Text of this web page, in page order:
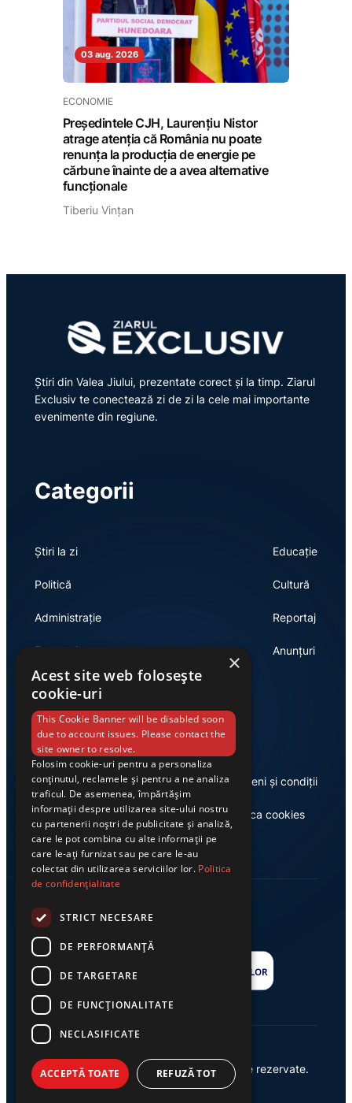
03 aug. 2026
ECONOMIE
Președintele CJH, Laurențiu Nistor
atrage atenția că România nu poate
renunța la producția de energie pe
cărbune înainte de a avea alternative
funcționale
Tiberiu Vințan
Știri din Valea Jiului, prezentate corect și la timp. Ziarul
Exclusiv te conectează zi de zi la cele mai importante
evenimente din regiune.
Categorii
Știri la zi
Politică
Administrație
Economie
Educație
Cultură
Reportaj
Anunțuri
Link-uri utile
Despre noi
Casa de editură Exclusiv
Termeni și condiții
Politica cookies
© 2026 Ziarul Exclusiv – Toate drepturile rezervate.
Powered by {AW}
×
Acest site web folosește
cookie-uri
This Cookie Banner will be disabled soon
due to account issues. Please contact the
site owner to resolve.
Folosim cookie-uri pentru a personaliza
conținutul, reclamele și pentru a ne analiza
traficul. De asemenea, împărtășim
informații despre utilizarea site-ului nostru
cu partenerii noștri de publicitate și analiză,
care le pot combina cu alte informații pe
care le-ați furnizat sau pe care le-au
colectat din utilizarea serviciilor lor. Politica
de confidențialitate
STRICT NECESARE
DE PERFORMANȚĂ
DE TARGETARE
DE FUNCŢIONALITATE
NECLASIFICATE
ACCEPTĂ TOATE REFUZĂ TOT